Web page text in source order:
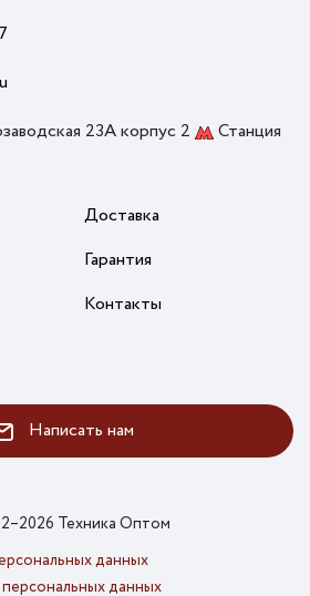
23А корпус 2
Станция
Доставка
Гарантия
Контакты
Написать нам
Техника Оптом
данных
данных